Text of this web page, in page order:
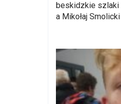
beskidzkie szlaki
a Mikołaj